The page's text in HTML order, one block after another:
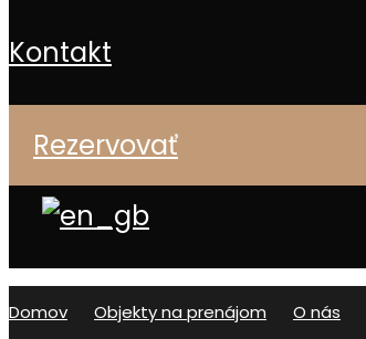
kontakt
rezervovať
Domov Objekty na prenájom O nás